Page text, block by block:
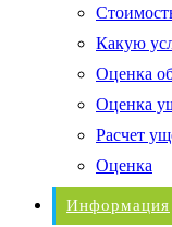
Какую
Оценка
Оценка
Расчет
Оценка
Информация